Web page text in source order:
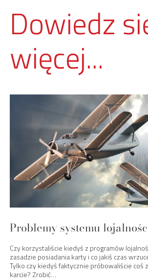
Dowiedz
więcej...
Problemy systemu
Czy korzystaliście kiedyś z programów
zasadzie posiadania karty i co jakiś czas
Tylko czy kiedyś faktycznie próbowaliście coś
karcie? Zrobić…